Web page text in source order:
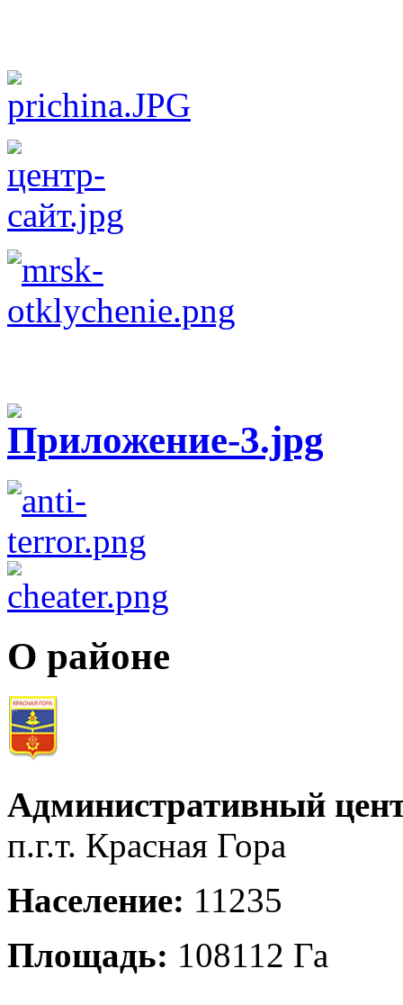
О районе
Административный
п.г.т. Красная Гора
Население: 11235
Площадь: 108112 Га